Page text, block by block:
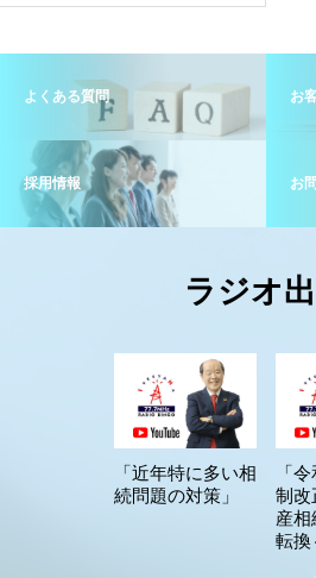
よくある質問 お
採用情報 お
ラジオ
「近年特に多い相
続問題の対策」
「
制改
産相
転換